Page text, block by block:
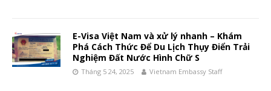
E-Visa Việt Nam và xử lý nhanh – Khám
Phá Cách Thức Để Du Lịch Thụy Điển Trải
Nghiệm Đất Nước Hình Chữ S
Tháng 5 24, 2025 Vietnam Embassy Staff